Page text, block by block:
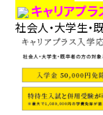
キャリアプ
社会人・大学生・